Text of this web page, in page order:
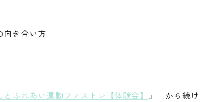
き合い方
ふれあい運動ファストレ【体験会】
」 から続け